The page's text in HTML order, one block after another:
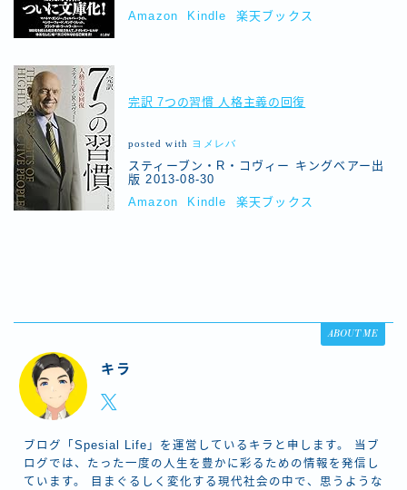
Amazon Kindle 楽天ブックス
完訳 7つの習慣 人格主義の回復
posted with ヨメレバ
スティーブン・R・コヴィー キングベアー出
版 2013-08-30
Amazon
Kindle 楽天ブックス
ABOUT ME
キラ
ブログ「Spesial Life」を運営しているキラと申します。 当ブ
ログでは、たった一度の人生を豊かに彩るための情報を発信し
ています。 目まぐるしく変化する現代社会の中で、思うような